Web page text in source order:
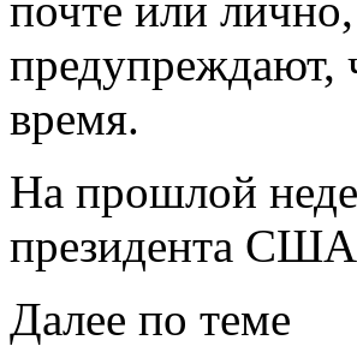
предупреждают,
время.
На прошлой
президента США
Далее по теме